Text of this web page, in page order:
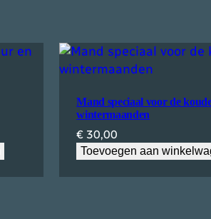
Mand speciaal voor de
wintermaanden
€ 30,00
Toevoegen aan